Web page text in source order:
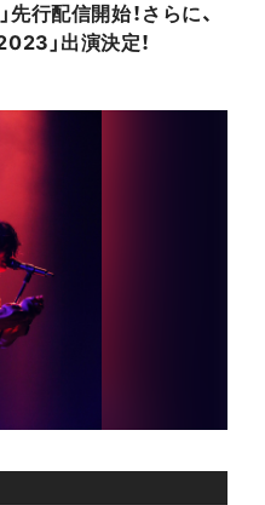
行配信開始！さらに、
」出演決定！